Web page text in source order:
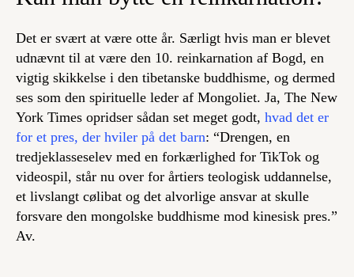
Det er svært at være otte år. Særligt hvis man er blevet
udnævnt til at være den 10. reinkarnation af Bogd, en
vigtig skikkelse i den tibetanske buddhisme, og dermed
ses som den spirituelle leder af Mongoliet. Ja, The New
York Times opridser sådan set meget godt, hvad det er
for et pres, der hviler på det barn: “Drengen, en
tredjeklasseselev med en forkærlighed for TikTok og
videospil, står nu over for årtiers teologisk uddannelse,
et livslangt cølibat og det alvorlige ansvar at skulle
forsvare den mongolske buddhisme mod kinesisk pres.”
Av.